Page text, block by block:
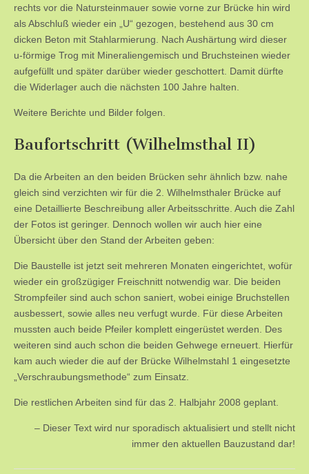
rechts vor die Natursteinmauer sowie vorne zur Brücke hin wird
als Abschluß wieder ein „U“ gezogen, bestehend aus 30 cm
dicken Beton mit Stahlarmierung. Nach Aushärtung wird dieser
u-förmige Trog mit Mineraliengemisch und Bruchsteinen wieder
aufgefüllt und später darüber wieder geschottert. Damit dürfte
die Widerlager auch die nächsten 100 Jahre halten.
Weitere Berichte und Bilder folgen.
Baufortschritt (Wilhelmsthal II)
Da die Arbeiten an den beiden Brücken sehr ähnlich bzw. nahe
gleich sind verzichten wir für die 2. Wilhelmsthaler Brücke auf
eine Detaillierte Beschreibung aller Arbeitsschritte. Auch die Zahl
der Fotos ist geringer. Dennoch wollen wir auch hier eine
Übersicht über den Stand der Arbeiten geben:
Die Baustelle ist jetzt seit mehreren Monaten eingerichtet, wofür
wieder ein großzügiger Freischnitt notwendig war. Die beiden
Strompfeiler sind auch schon saniert, wobei einige Bruchstellen
ausbessert, sowie alles neu verfugt wurde. Für diese Arbeiten
mussten auch beide Pfeiler komplett eingerüstet werden. Des
weiteren sind auch schon die beiden Gehwege erneuert. Hierfür
kam auch wieder die auf der Brücke Wilhelmstahl 1 eingesetzte
„Verschraubungsmethode“ zum Einsatz.
Die restlichen Arbeiten sind für das 2. Halbjahr 2008 geplant.
Dieser Text wird nur sporadisch aktualisiert und stellt nicht
immer den aktuellen Bauzustand dar!